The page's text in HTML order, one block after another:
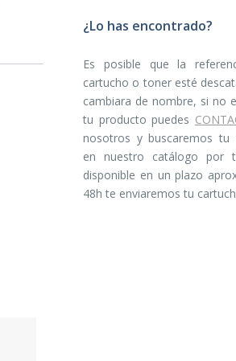
¿Lo has encontrado?
Es posible que la
cartucho o toner esté
cambiara de nombre, si no
tu producto puedes
nosotros y buscaremos tu
en nuestro catálogo por
disponible en un plazo
48h te enviaremos tu